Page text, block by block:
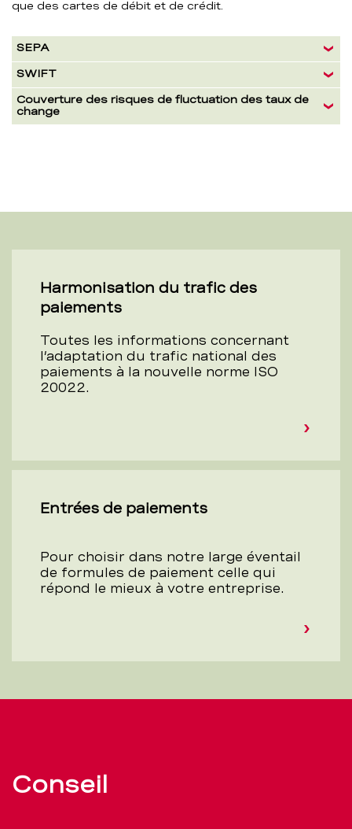
que des cartes de débit et de crédit.
Formules
SEPA
SWIFT
Couverture des risques de fluctuation des taux de
change
Harmonisation du trafic des
paiements
Toutes les informations concernant
l’adaptation du trafic national des
paiements à la nouvelle norme ISO
20022.
Entrées de paiements
Pour choisir dans notre large éventail
de formules de paiement celle qui
répond le mieux à votre entreprise.
Conseil